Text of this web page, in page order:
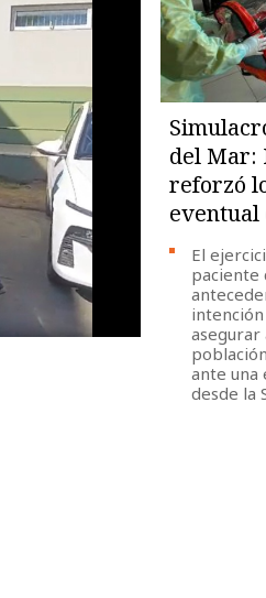
del Mar:
reforzó
eventual
El
paciente
asegurar
ante una
desde la